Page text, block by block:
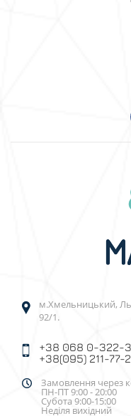
м.Хмельницький,
92/1.
+38 068 0-322-
+38(095) 211-77-
Замовлення через
ПН-ПТ 9:00 - 20:00
Субота 9:00-15:00
Неділя вихідний